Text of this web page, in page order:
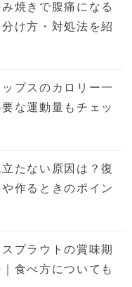
焼きで腹痛になる
け方・対処法を紹
プスのカロリー一
な運動量もチェッ
たない原因は？復
作るときのポイン
プラウトの賞味期
食べ方についても